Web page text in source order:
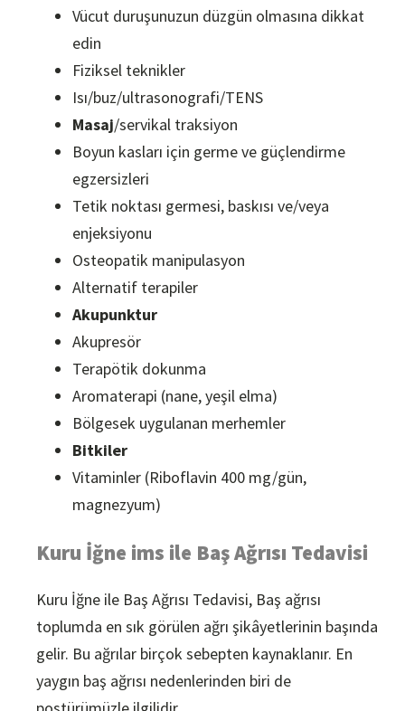
Vücut duruşunuzun düzgün olmasına dikkat
edin
Fiziksel teknikler
Isı/buz/ultrasonografi/TENS
Masaj/servikal traksiyon
Boyun kasları için germe ve güçlendirme
egzersizleri
Tetik noktası germesi, baskısı ve/veya
enjeksiyonu
Osteopatik manipulasyon
Alternatif terapiler
Akupunktur
Akupresör
Terapötik dokunma
Aromaterapi (nane, yeşil elma)
Bölgesek uygulanan merhemler
Bitkiler
Vitaminler (Riboflavin 400 mg/gün,
magnezyum)
Kuru İğne ims ile Baş Ağrısı Tedavisi
Kuru İğne ile Baş Ağrısı Tedavisi, Baş ağrısı
toplumda en sık görülen ağrı şikâyetlerinin başında
gelir. Bu ağrılar birçok sebepten kaynaklanır. En
yaygın baş ağrısı nedenlerinden biri de